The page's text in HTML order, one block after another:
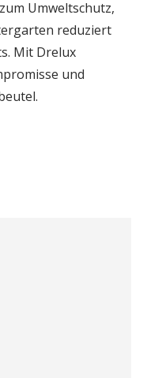
Umweltschutz,
reduziert
Mit Drelux
und